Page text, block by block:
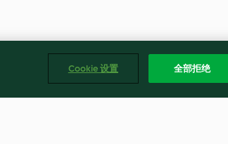
Cookie 设置 全部拒绝